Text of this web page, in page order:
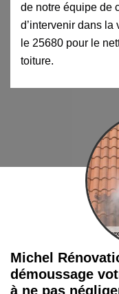
de notre équipe de
d’intervenir dans la
le 25680 pour le
toiture.
Michel
démoussage
à ne pas